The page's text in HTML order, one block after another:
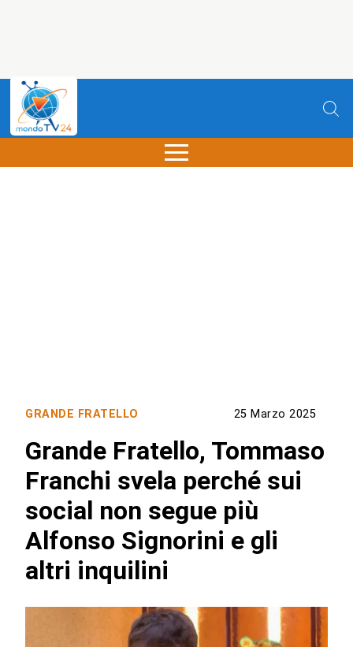
GRANDE FRATELLO 25 Marzo 2025
Grande Fratello, Tommaso
Franchi svela perché sui
social non segue più
Alfonso Signorini e gli
altri inquilini